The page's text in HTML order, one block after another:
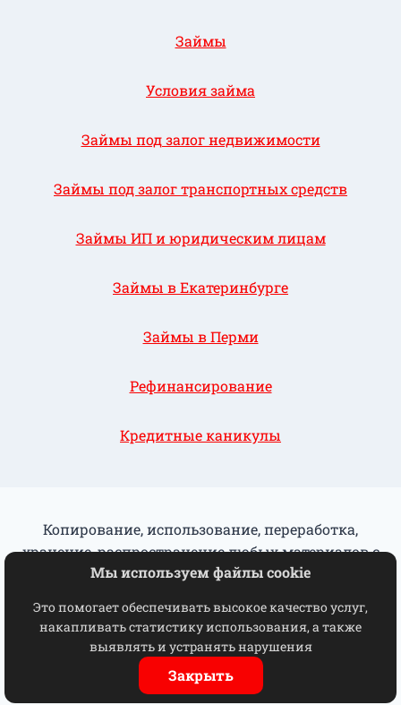
Займы
Условия займа
Займы под залог недвижимости
Займы под залог транспортных средств
Займы ИП и юридическим лицам
Займы в Екатеринбурге
Займы в Перми
Рефинансирование
Кредитные каникулы
Копирование, использование, переработка,
хранение, распространение любых материалов с
данного сайта разрешается исключительно с
Отказ от взаимодействия
© 2026 ГорФинУрал
Мы используем файлы cookie
Это помогает обеспечивать высокое качество услуг,
накапливать статистику использования, а также
выявлять и устранять нарушения
Закрыть